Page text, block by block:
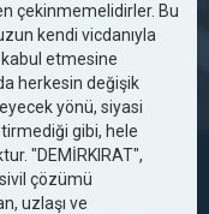
çekinmemelidirler. Bu
kendi vicdanıyla
kabul etmesine
herkesin değişik
yönü, siyasi
gibi, hele
"DEMİRKIRAT",
çözümü
uzlaşı ve